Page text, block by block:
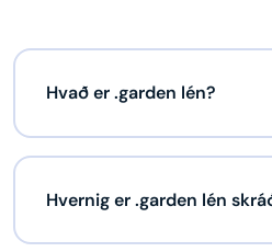
Hvað er .garden lén?
Hvernig er .garden lén